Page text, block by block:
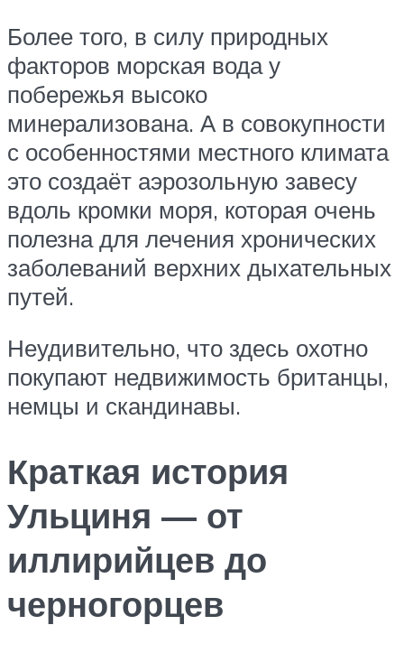
Более того, в силу природных
факторов морская вода у
побережья высоко
минерализована. А в совокупности
с особенностями местного климата
это создаёт аэрозольную завесу
вдоль кромки моря, которая очень
полезна для лечения хронических
заболеваний верхних дыхательных
путей.
Неудивительно, что здесь охотно
покупают недвижимость британцы,
немцы и скандинавы.
Краткая история
Ульциня — от
иллирийцев до
черногорцев